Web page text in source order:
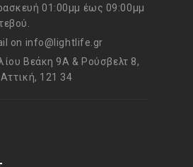
01:00μμ έως 09:00μμ
on info@lightlife.gr
Βεάκη 9Α & Ρούσβελτ 8,
121 34